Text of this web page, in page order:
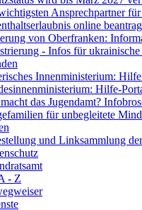
Ansprechpartner
online
von Oberfranken:
- Infos für
Innenministerium:
Hilfe-
das Jugendamt?
für unbegleitete
und Linksammlung
- Z